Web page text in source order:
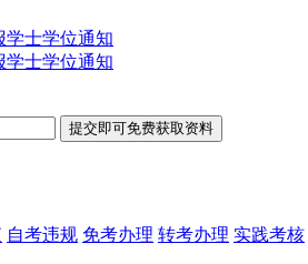
学士学位通知
学士学位通知
自考违规 免考办理 转考办理 实践考核